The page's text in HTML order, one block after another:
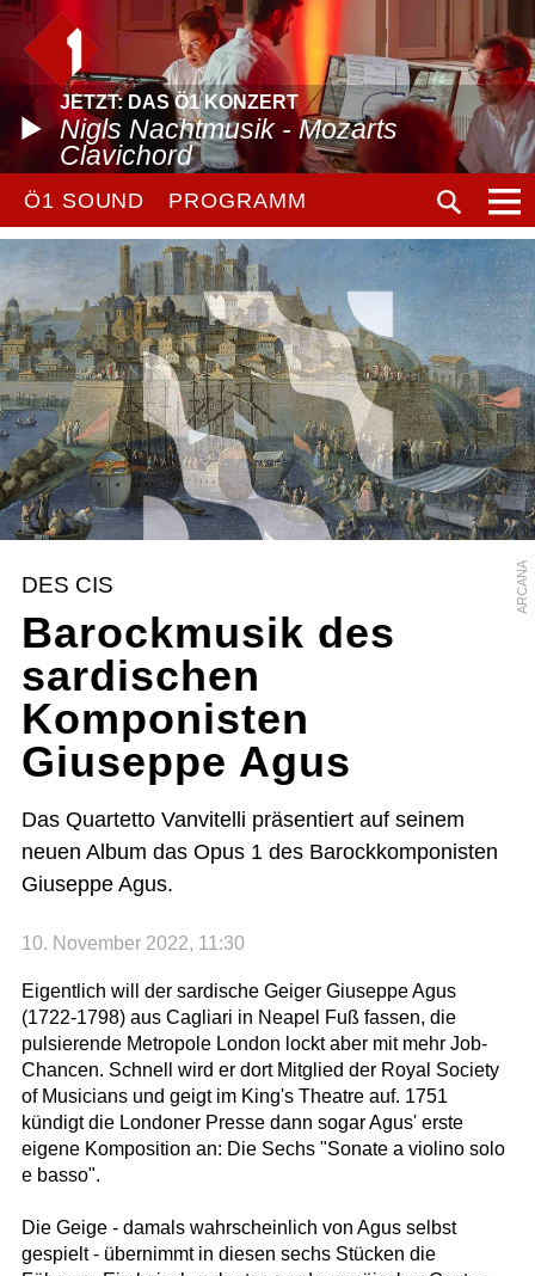
JETZT: DAS Ö1 KONZERT
Nigls Nachtmusik - Mozarts
Clavichord
Ö1 SOUND PROGRAMM
ARCANA
DES CIS
Barockmusik des
sardischen
Komponisten
Giuseppe Agus
Das Quartetto Vanvitelli präsentiert auf seinem
neuen Album das Opus 1 des Barockkomponisten
Giuseppe Agus.
10. November 2022, 11:30
Eigentlich will der sardische Geiger Giuseppe Agus
(1722-1798) aus Cagliari in Neapel Fuß fassen, die
pulsierende Metropole London lockt aber mit mehr Job-
Chancen. Schnell wird er dort Mitglied der Royal Society
of Musicians und geigt im King's Theatre auf. 1751
kündigt die Londoner Presse dann sogar Agus' erste
eigene Komposition an: Die Sechs "Sonate a violino solo
e basso".
Die Geige - damals wahrscheinlich von Agus selbst
gespielt - übernimmt in diesen sechs Stücken die